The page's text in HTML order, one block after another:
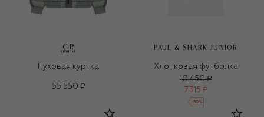
Пуховая куртка
55 550 ₽
PAUL & SHARK JUNIOR
Хлопковая футболка
10 450 ₽
7 315 ₽
-30%